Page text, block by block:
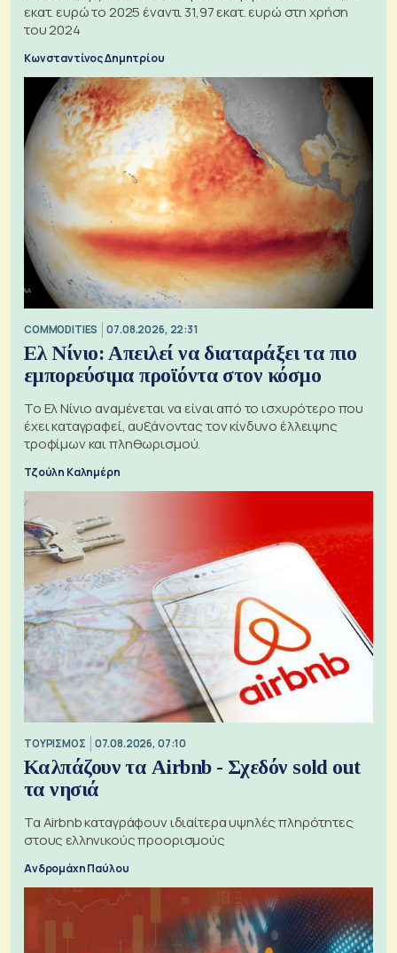
εκατ. ευρώ το 2025 έναντι 31,97 εκατ. ευρώ στη χρήση
του 2024
Κωνσταντίνος Δημητρίου
COMMODITIES 07.08.2026, 22:31
Ελ Νίνιο: Απειλεί να διαταράξει τα πιο
εμπορεύσιμα προϊόντα στον κόσμο
Το Ελ Νίνιο αναμένεται να είναι από το ισχυρότερο που
έχει καταγραφεί, αυξάνοντας τον κίνδυνο έλλειψης
τροφίμων και πληθωρισμού.
Τζούλη Καλημέρη
ΤΟΥΡΙΣΜΟΣ 07.08.2026, 07:10
Καλπάζουν τα Airbnb - Σχεδόν sold out
τα νησιά
Τα Airbnb καταγράφουν ιδιαίτερα υψηλές πληρότητες
στους ελληνικούς προορισμούς
Ανδρομάχη Παύλου